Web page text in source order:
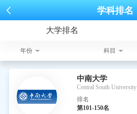
学科排名
大学排名
年份 科目
中南大学
Central South University
排名
第101-150名